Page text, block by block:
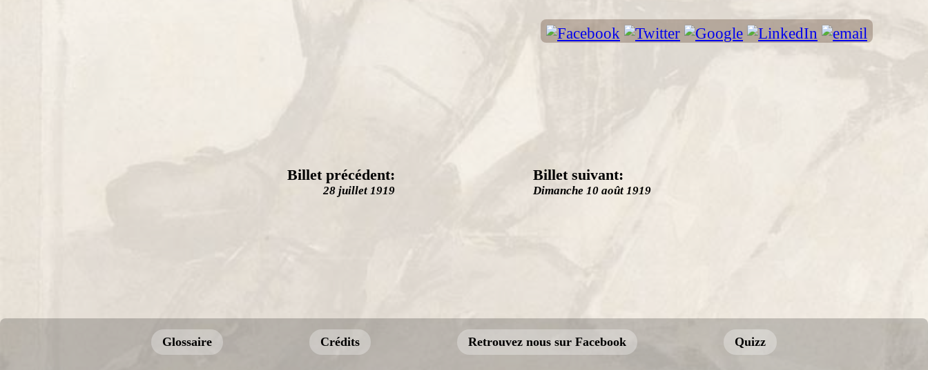
Billet précédent:
28 juillet 1919
Billet suivant:
Dimanche 10 août 1919
Glossaire Crédits Retrouvez nous sur Facebook Quizz